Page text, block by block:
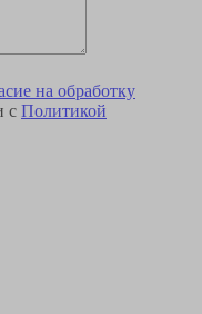
на обработку
с Политикой